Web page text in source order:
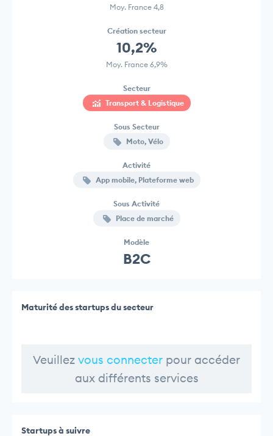
Moy. France 4,8
Création secteur
10,2%
Moy. France 6,9%
Secteur
Transport & Logistique
Sous Secteur
Moto, Vélo
Activité
App mobile, Plateforme web
Sous Activité
Place de marché
Modèle
B2C
Maturité des startups du secteur
Veuillez vous connecter pour accéder
aux différents services
Startups à suivre